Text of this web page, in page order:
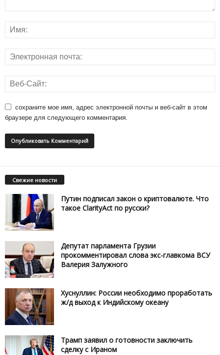
сохраните мое имя, адрес электронной почты и веб-сайт в этом
браузере для следующего комментария.
Свежие новости
Путин подписал закон о криптовалюте. Что
такое ClarityAct по русски?
Депутат парламента Грузии
прокомментировал слова экс-главкома ВСУ
Валерия Залужного
Хуснуллин: России необходимо проработать
ж/д выход к Индийскому океану
Трамп заявил о готовности заключить
сделку с Ираном